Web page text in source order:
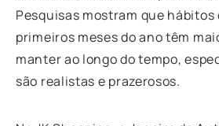
Pesquisas mostram que
primeiros meses do ano têm
manter ao longo do tempo,
são realistas e prazerosos.